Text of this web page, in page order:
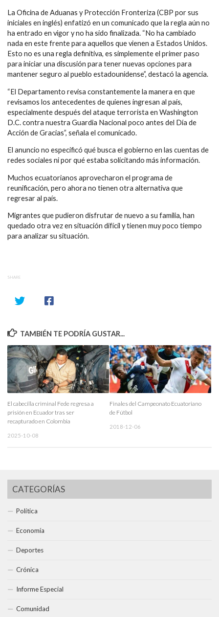
La Oficina de Aduanas y Protección Fronteriza (CBP por sus
iniciales en inglés) enfatizó en un comunicado que la regla aún no
ha entrado en vigor y no ha sido finalizada. “No ha cambiado
nada en este frente para aquellos que vienen a Estados Unidos.
Esto no es una regla definitiva, es simplemente el primer paso
para iniciar una discusión para tener nuevas opciones para
mantener seguro al pueblo estadounidense”, destacó la agencia.
“El Departamento revisa constantemente la manera en que
revisamos los antecedentes de quienes ingresan al país,
especialmente después del ataque terrorista en Washington
D.C. contra nuestra Guardia Nacional poco antes del Día de
Acción de Gracias”, señala el comunicado.
El anuncio no especificó qué busca el gobierno en las cuentas de
redes sociales ni por qué estaba solicitando más información.
Muchos ecuatorianos aprovecharon el programa de
reunificación, pero ahora no tienen otra alternativa que
regresar al país.
Migrantes que pudieron disfrutar de nuevo a su familia, han
quedado otra vez en situación difícil y tienen muy poco tiempo
para analizar su situación.
SHARE
TAMBIÉN TE PODRÍA GUSTAR...
El cabecilla criminal Fede regresa a
prisión en Ecuador tras ser
recapturado en Colombia
2025-10-08
Finales del Campeonato Ecuatoriano
de Fútbol
2018-12-06
CATEGORÍAS
Política
Economía
Deportes
Crónica
Informe Especial
Comunidad